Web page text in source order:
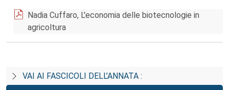
Nadia Cuffaro, L'economia delle biotecnologie in
agricoltura
VAI AI FASCICOLI DELL’ANNATA :